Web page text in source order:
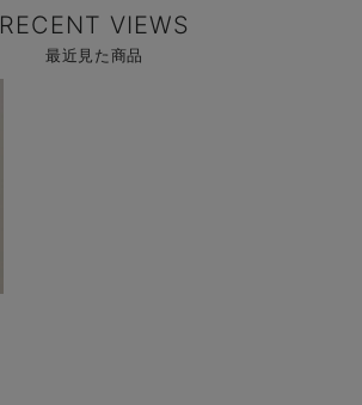
RECENT VIEWS
最近見た商品